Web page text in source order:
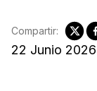
22 Junio 2026
Compartir: